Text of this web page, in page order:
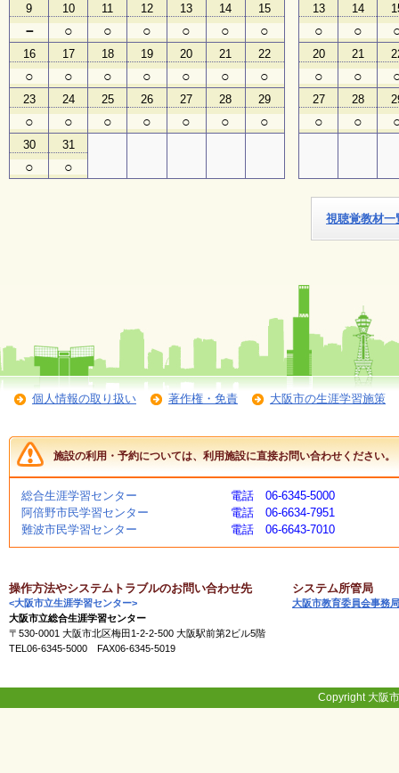
子
ど
も
向
け
イ
ベ
ン
ト
ガ
イ
ド
よ
く
あ
ご
質
問
講
師
ン
ス
ト
ラ
ク
9
－
10
○
11
○
12
○
13
○
14
○
15
○
16
○
17
○
18
○
19
○
20
○
21
○
22
○
23
○
24
○
25
○
26
○
27
○
28
○
29
○
30
○
31
○
13
○
14
○
20
○
21
○
27
○
28
○
視聴覚教材一
個人情報の取り扱い 著作権・免責 大阪市の生涯学習施策
施設の利用・予約については、利用施設に直接お問い合わせください。
総合生涯学習センター
電話 06-6345-5000
阿倍野市民学習センター
電話 06-6634-7951
難波市民学習センター
電話 06-6643-7010
操作方法やシステムトラブルのお問い合わせ先
<大阪市立生涯学習センター>
大阪市立総合生涯学習センター
〒530-0001 大阪市北区梅田1-2-2-500 大阪駅前第2ビル5階
TEL06-6345-5000 FAX06-6345-5019
システム所管局
大阪市教育委員会事務局
Copyright 大阪